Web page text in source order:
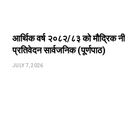
आर्थिक वर्ष २०८२/८३ को मौद्रिक
प्रतिवेदन सार्वजनिक (पूर्णपाठ)
JULY 7, 2026